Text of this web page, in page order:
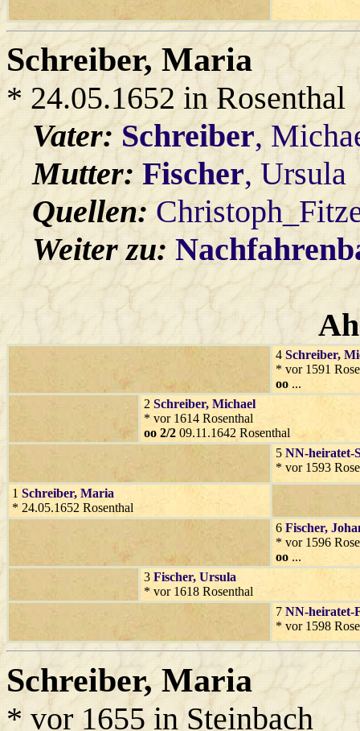
Schreiber, Maria
* 24.05.1652 in Rosenthal
Vater:Schreiber,
Mutter:Fischer, Ursula
Quellen:
Weiter zu:
4 Schreiber,
* vor 1591
oo ...
2 Schreiber, Michael
* vor 1614 Rosenthal
oo 2/2 09.11.1642 Rosenthal
5 NN-heiratet-
* vor 1593
1 Schreiber, Maria
* 24.05.1652 Rosenthal
6 Fischer,
* vor 1596
oo ...
3 Fischer, Ursula
* vor 1618 Rosenthal
7 NN-heiratet-
* vor 1598
Schreiber, Maria
* vor 1655 in Steinbach